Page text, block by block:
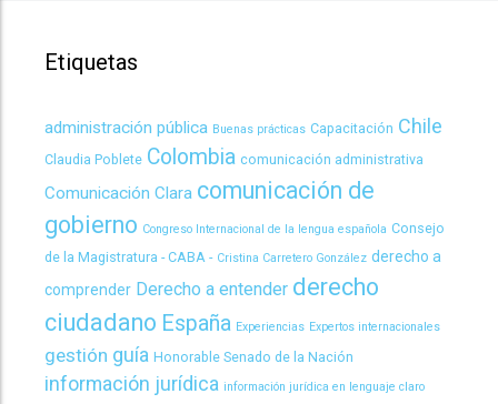
Etiquetas
administración pública Buenas prácticas Capacitación Chile
Claudia Poblete Colombia comunicación administrativa
Comunicación Clara comunicación de
gobierno Congreso Internacional de la lengua española Consejo
de la Magistratura - CABA - Cristina Carretero González derecho a
comprender Derecho a entender derecho
ciudadano España Experiencias Expertos internacionales
gestión guía Honorable Senado de la Nación
información jurídica información jurídica en lenguaje claro